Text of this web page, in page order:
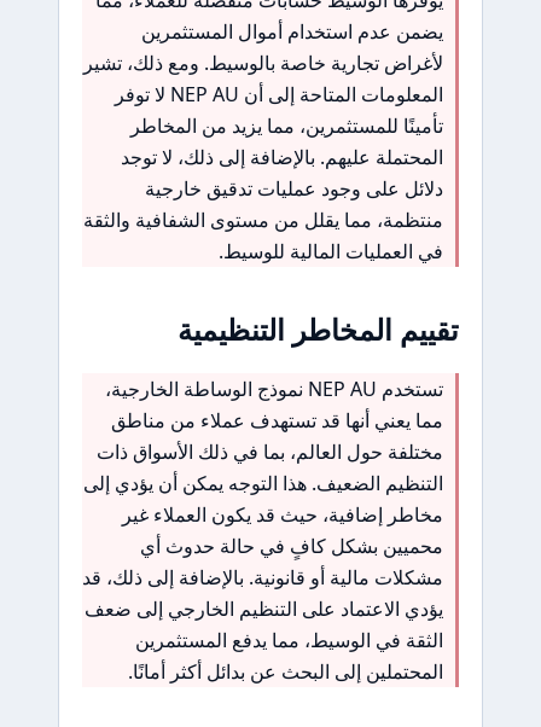
يضمن عدم استخدام أموال المستثمرين
لأغراض تجارية خاصة بالوسيط. ومع ذلك، تشير
المعلومات المتاحة إلى أن NEP AU لا توفر
تأمينًا للمستثمرين، مما يزيد من المخاطر
المحتملة عليهم. بالإضافة إلى ذلك، لا توجد
دلائل على وجود عمليات تدقيق خارجية
منتظمة، مما يقلل من مستوى الشفافية والثقة
في العمليات المالية للوسيط.
تقييم المخاطر التنظيمية
تستخدم NEP AU نموذج الوساطة الخارجية،
مما يعني أنها قد تستهدف عملاء من مناطق
مختلفة حول العالم، بما في ذلك الأسواق ذات
التنظيم الضعيف. هذا التوجه يمكن أن يؤدي إلى
مخاطر إضافية، حيث قد يكون العملاء غير
محميين بشكل كافٍ في حالة حدوث أي
مشكلات مالية أو قانونية. بالإضافة إلى ذلك، قد
يؤدي الاعتماد على التنظيم الخارجي إلى ضعف
الثقة في الوسيط، مما يدفع المستثمرين
المحتملين إلى البحث عن بدائل أكثر أمانًا.